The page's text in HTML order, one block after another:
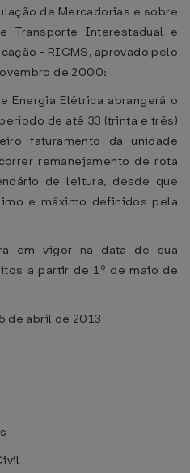
de Mercadorias e sobre
Transporte Interestadual e
- RICMS, aprovado pelo
de 2000:
Energia Elétrica abrangerá o
de até 33 (trinta e três)
faturamento da unidade
remanejamento de rota
de leitura, desde que
e máximo definidos pela
em vigor na data de sua
a partir de 1º de maio de
de abril de 2013